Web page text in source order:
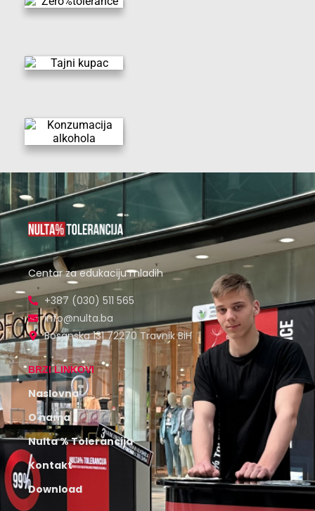
Centar za edukaciju mladih
+387 (030) 511 565
info@nulta.ba
Bosanska 131 72270 Travnik BiH
BRZI LINKOVI
Naslovna
O nama
Nulta % Tolerancija
Kontakt
Download